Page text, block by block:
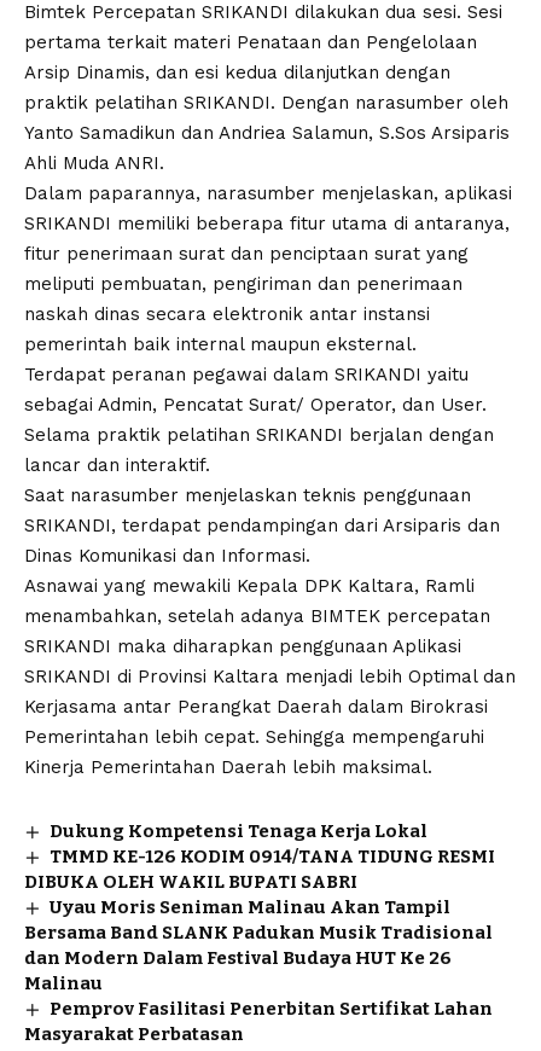
Bimtek Percepatan SRIKANDI dilakukan dua sesi. Sesi
pertama terkait materi Penataan dan Pengelolaan
Arsip Dinamis, dan esi kedua dilanjutkan dengan
praktik pelatihan SRIKANDI. Dengan narasumber oleh
Yanto Samadikun dan Andriea Salamun, S.Sos Arsiparis
Ahli Muda ANRI.
Dalam paparannya, narasumber menjelaskan, aplikasi
SRIKANDI memiliki beberapa fitur utama di antaranya,
fitur penerimaan surat dan penciptaan surat yang
meliputi pembuatan, pengiriman dan penerimaan
naskah dinas secara elektronik antar instansi
pemerintah baik internal maupun eksternal.
Terdapat peranan pegawai dalam SRIKANDI yaitu
sebagai Admin, Pencatat Surat/ Operator, dan User.
Selama praktik pelatihan SRIKANDI berjalan dengan
lancar dan interaktif.
Saat narasumber menjelaskan teknis penggunaan
SRIKANDI, terdapat pendampingan dari Arsiparis dan
Dinas Komunikasi dan Informasi.
Asnawai yang mewakili Kepala DPK Kaltara, Ramli
menambahkan, setelah adanya BIMTEK percepatan
SRIKANDI maka diharapkan penggunaan Aplikasi
SRIKANDI di Provinsi Kaltara menjadi lebih Optimal dan
Kerjasama antar Perangkat Daerah dalam Birokrasi
Pemerintahan lebih cepat. Sehingga mempengaruhi
Kinerja Pemerintahan Daerah lebih maksimal.
Dukung Kompetensi Tenaga Kerja Lokal
TMMD KE-126 KODIM 0914/TANA TIDUNG RESMI
DIBUKA OLEH WAKIL BUPATI SABRI
Uyau Moris Seniman Malinau Akan Tampil
Bersama Band SLANK Padukan Musik Tradisional
dan Modern Dalam Festival Budaya HUT Ke 26
Malinau
Pemprov Fasilitasi Penerbitan Sertifikat Lahan
Masyarakat Perbatasan